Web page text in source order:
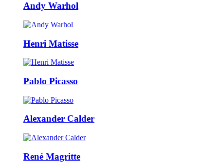
Andy Warhol
Henri Matisse
Pablo Picasso
Alexander Calder
René Magritte